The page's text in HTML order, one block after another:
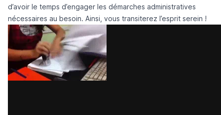
d’avoir le temps d’engager les démarches administratives
nécessaires au besoin. Ainsi, vous transiterez l’esprit serein !